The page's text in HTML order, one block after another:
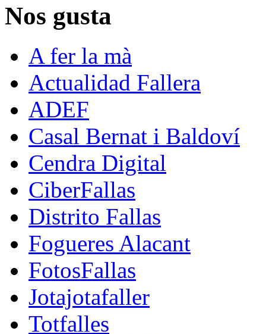
Nos gusta
A fer la mà
Actualidad Fallera
ADEF
Casal Bernat i Baldoví
Cendra Digital
CiberFallas
Distrito Fallas
Fogueres Alacant
FotosFallas
Jotajotafaller
Totfalles